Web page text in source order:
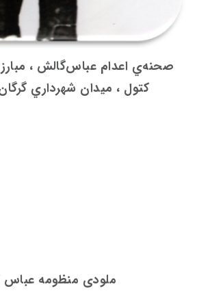
صحنه‌ي اعدام عباس‌گالش ،
كتول ، ميدان شهرداري گرگان،
ملودی منظومه